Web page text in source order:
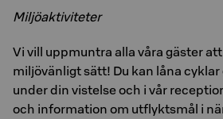
Miljöaktiviteter
Vi vill uppmuntra alla våra gäster
miljövänligt sätt! Du kan låna
under din vistelse och i vår
och information om utflyktsmål i